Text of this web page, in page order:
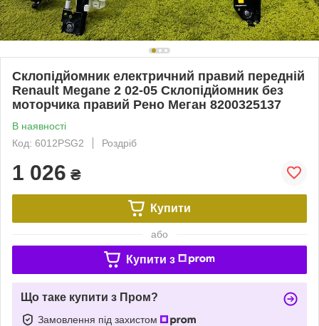
Склопідйомник електричний правий передній
Renault Megane 2 02-05 Склопідйомник без
моторчика правий Рено Меган 8200325137
В наявності
Код: 6012PSG2
Роздріб
1 026 ₴
Купити
або
Купити з
Що таке купити з Пром?
Замовлення під захистом